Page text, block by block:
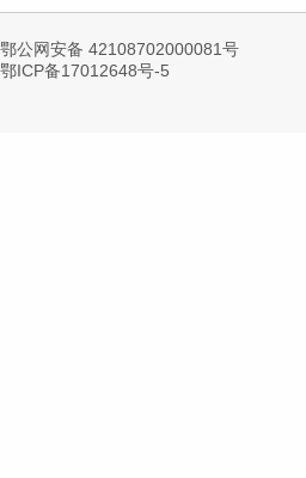
鄂公网安备 42108702000081号
鄂ICP备17012648号-5